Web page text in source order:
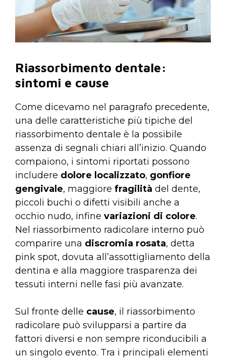
Riassorbimento dentale:
sintomi e cause
Come dicevamo nel paragrafo precedente,
una delle caratteristiche più tipiche del
riassorbimento dentale è la possibile
assenza di segnali chiari all’inizio. Quando
compaiono, i sintomi riportati possono
includere dolore localizzato, gonfiore
gengivale, maggiore fragilità del dente,
piccoli buchi o difetti visibili anche a
occhio nudo, infine variazioni di colore.
Nel riassorbimento radicolare interno può
comparire una discromia rosata, detta
pink spot, dovuta all’assottigliamento della
dentina e alla maggiore trasparenza dei
tessuti interni nelle fasi più avanzate.
Sul fronte delle cause, il riassorbimento
radicolare può svilupparsi a partire da
fattori diversi e non sempre riconducibili a
un singolo evento. Tra i principali elementi